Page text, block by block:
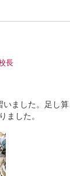
長
ました。足し
ました。